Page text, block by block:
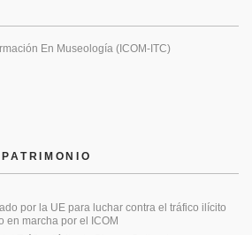
por la UE para luchar contra el tráfico ilícito
en marcha por el ICOM
En Museología (ICOM-ITC)